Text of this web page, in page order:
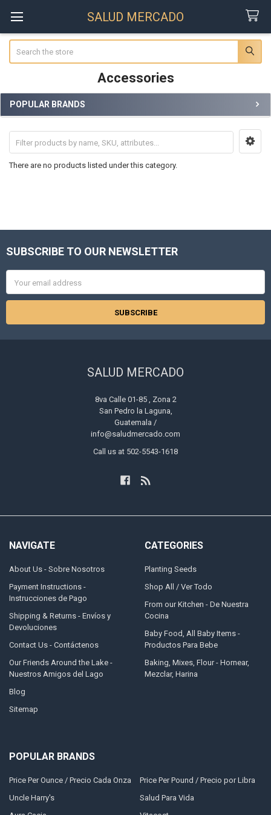
SALUD MERCADO
Accessories
Sidebar
POPULAR BRANDS
There are no products listed under this category.
Footer
SUBSCRIBE TO OUR NEWSLETTER
Address
SALUD MERCADO
8va Calle 01-85 , Zona 2
San Pedro la Laguna,
Guatemala /
info@saludmercado.com
Call us at 502-5543-1618
NAVIGATE
About Us - Sobre Nosotros
Payment Instructions -
Instrucciones de Pago
Shipping & Returns - Envíos y
Devoluciones
Contact Us - Contáctenos
Our Friends Around the Lake -
Nuestros Amigos del Lago
Blog
Sitemap
CATEGORIES
Planting Seeds
Shop All / Ver Todo
From our Kitchen - De Nuestra
Cocina
Baby Food, All Baby Items -
Productos Para Bebe
Baking, Mixes, Flour - Hornear,
Mezclar, Harina
POPULAR BRANDS
Price Per Ounce / Precio Cada Onza
Uncle Harry's
Price Per Pound / Precio por Libra
Salud Para Vida